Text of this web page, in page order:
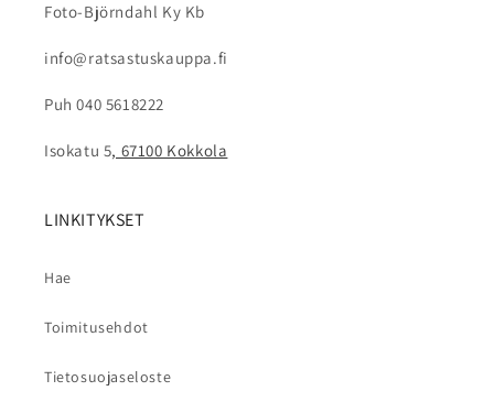
Foto-Björndahl Ky Kb
info@ratsastuskauppa.fi
Puh 040 5618222
Isokatu 5, 67100 Kokkola
LINKITYKSET
Hae
Toimitusehdot
Tietosuojaseloste